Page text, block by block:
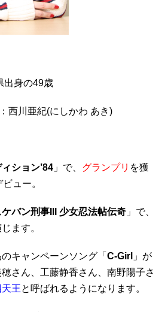
出身の49歳
西川亜紀(にしかわ あき)
ション’84 」で、 グランプリ を獲
ュー。
ケバン刑事III 少女忍法帖伝奇 」で、
ます。
キャンペーンソング「 C-Girl 」が
さん、工藤静香さん、南野陽子さ
王と呼ばれるようになります。